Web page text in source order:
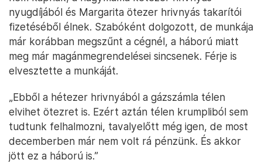
nyugdíjából és Margarita ötezer hrivnyás takarítói
fizetéséből élnek. Szabóként dolgozott, de munkája
már korábban megszűnt a cégnél, a háború miatt
meg már magánmegrendelései sincsenek. Férje is
elvesztette a munkáját.
„Ebből a hétezer hrivnyából a gázszámla télen
elvihet ötezret is. Ezért aztán télen krumpliból sem
tudtunk felhalmozni, tavalyelőtt még igen, de most
decemberben már nem volt rá pénzünk. És akkor
jött ez a háború is.”